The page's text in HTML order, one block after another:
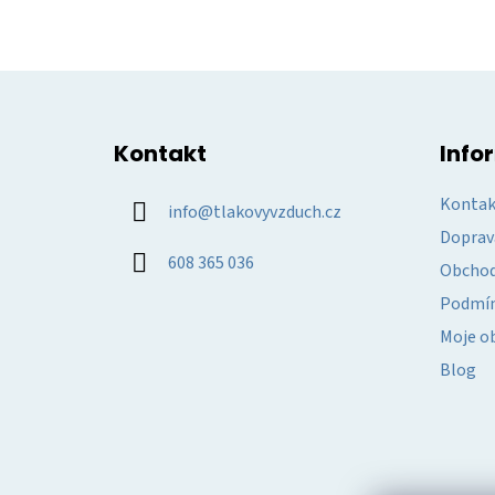
Kontakt
info@tlakovyvzduch.cz
608 365 036
Moje
Blog